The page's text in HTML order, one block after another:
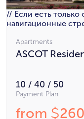
// Если есть
навигационные
Apartments
ASCOT
10 / 40 / 50
Payment Plan
from $